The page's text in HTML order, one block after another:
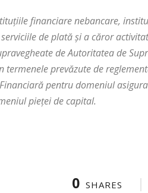
financiare nebancare,
de plată şi a căror
de Autoritatea de
prevăzute de
pentru domeniul
pieţei de capital.
0 SHARES